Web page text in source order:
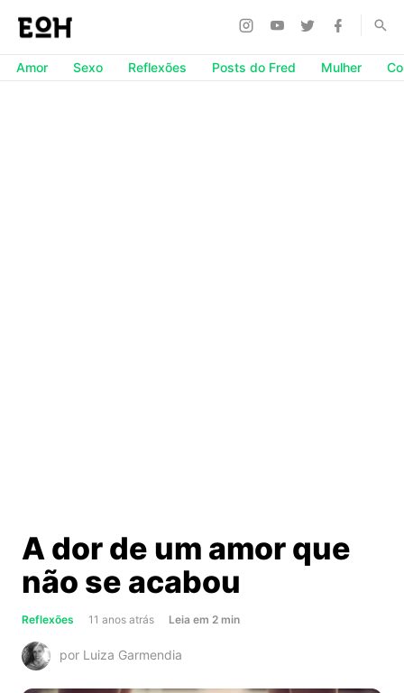
Amor Sexo Reflexões Posts do Fred Mulher
A dor de um amor que
não se acabou
Reflexões 11 anos atrás Leia about
em 2 min
por Luiza Garmendia